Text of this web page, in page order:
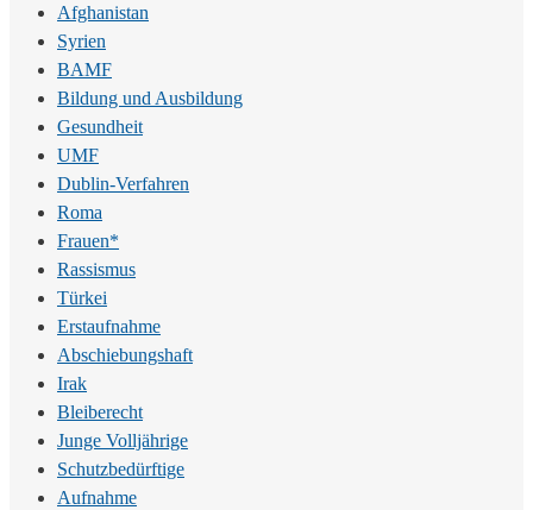
Afghanistan
Syrien
BAMF
Bildung und Ausbildung
Gesundheit
UMF
Dublin-Verfahren
Roma
Frauen*
Rassismus
Türkei
Erstaufnahme
Abschiebungshaft
Irak
Bleiberecht
Junge Volljährige
Schutzbedürftige
Aufnahme